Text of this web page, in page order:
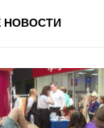
НОВОСТИ